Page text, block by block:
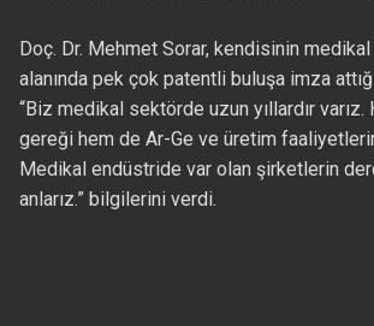
Doç. Dr. Mehmet Sorar, kendisinin
alanında pek çok patentli buluşa imza
“Biz medikal sektörde uzun yıllardır
gereği hem de Ar-Ge ve üretim
Medikal endüstride var olan şirketlerin
anlarız.” bilgilerini verdi.